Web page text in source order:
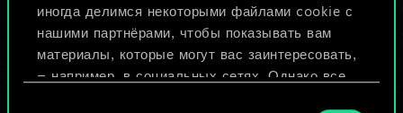
иногда делимся некоторыми файлами cookie с
нашими партнёрами, чтобы показывать вам
материалы, которые могут вас заинтересовать,
— например, в социальных сетях. Однако все
ИЛИ